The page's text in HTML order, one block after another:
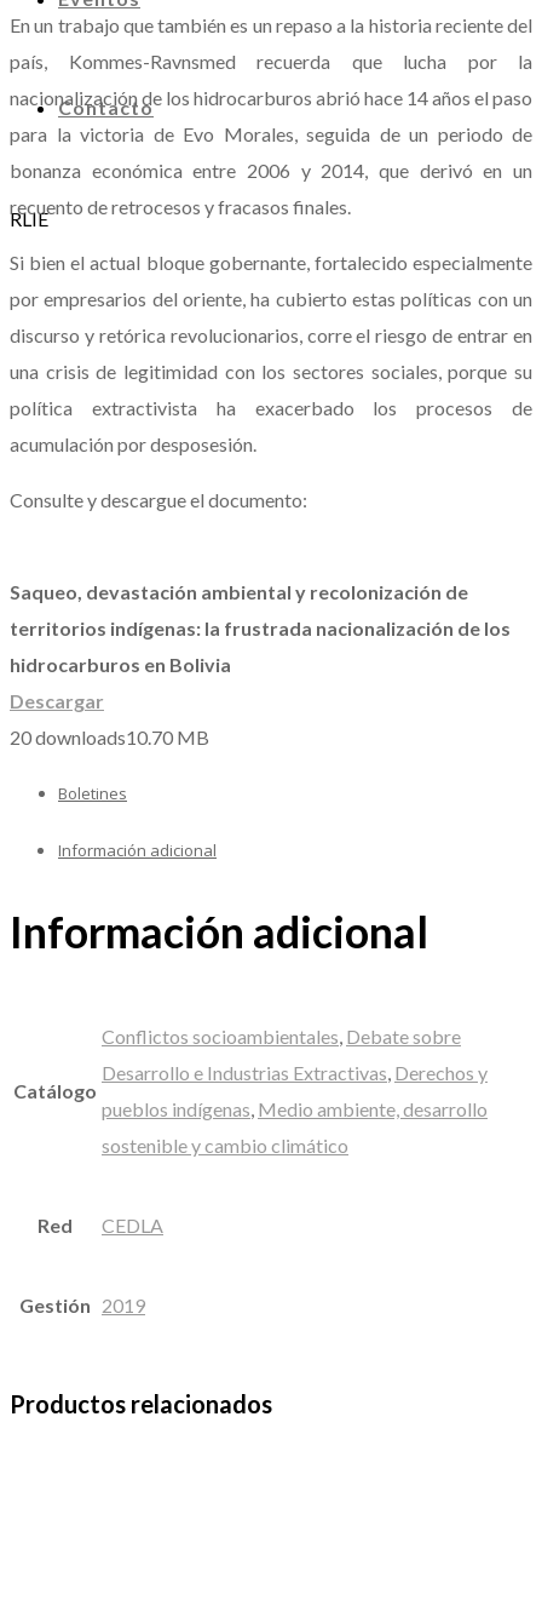
RLIE
Contacto
En un trabajo que también es un repaso a la historia reciente del
país, Kommes-Ravnsmed recuerda que lucha por la
nacionalización de los hidrocarburos abrió hace 14 años el paso
para la victoria de Evo Morales, seguida de un periodo de
bonanza económica entre 2006 y 2014, que derivó en un
recuento de retrocesos y fracasos finales.
Si bien el actual bloque gobernante, fortalecido especialmente
por empresarios del oriente, ha cubierto estas políticas con un
discurso y retórica revolucionarios, corre el riesgo de entrar en
una crisis de legitimidad con los sectores sociales, porque su
política extractivista ha exacerbado los procesos de
acumulación por desposesión.
Consulte y descargue el documento:
Saqueo, devastación ambiental y recolonización de
territorios indígenas: la frustrada nacionalización de los
hidrocarburos en Bolivia
Descargar
20 downloads10.70 MB
Boletines
Información adicional
Información adicional
Catálogo
Conflictos socioambientales, Debate sobre
Desarrollo e Industrias Extractivas, Derechos y
pueblos indígenas, Medio ambiente, desarrollo
sostenible y cambio climático
Red CEDLA
Gestión 2019
Productos relacionados